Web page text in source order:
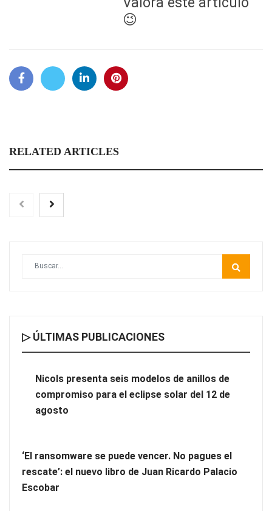
😉
RELATED ARTICLES
eclipse solar del 12 de agosto
‘El ransomware se puede vencer. No pagues el rescate’: el
▷ ÚLTIMAS PUBLICACIONES
Nicols presenta seis modelos de anillos de
compromiso para el eclipse solar del 12 de
agosto
‘El ransomware se puede vencer. No pagues el
rescate’: el nuevo libro de Juan Ricardo Palacio
Escobar